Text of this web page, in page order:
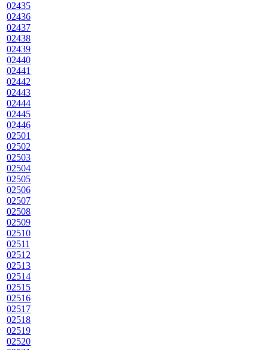
02435
02436
02437
02438
02439
02440
02441
02442
02443
02444
02445
02446
02501
02502
02503
02504
02505
02506
02507
02508
02509
02510
02511
02512
02513
02514
02515
02516
02517
02518
02519
02520